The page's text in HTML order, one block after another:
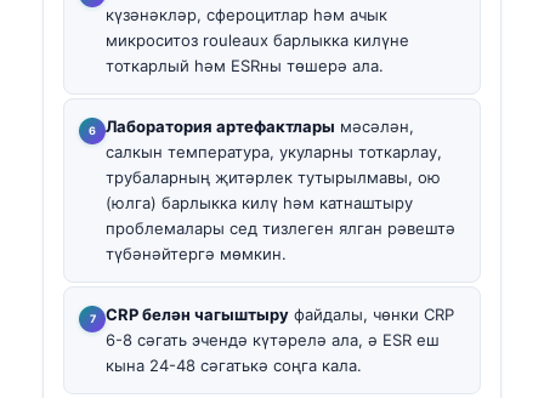
күзәнәкләр, сфероцитлар һәм ачык
микроситоз rouleaux барлыкка килүне
тоткарлый һәм ESRны төшерә ала.
Лаборатория артефактлары мәсәлән,
салкын температура, укуларны тоткарлау,
трубаларның җитәрлек тутырылмавы, ою
(юлга) барлыкка килү һәм катнаштыру
проблемалары сед тизлеген ялган рәвештә
түбәнәйтергә мөмкин.
CRP белән чагыштыру файдалы, чөнки CRP
6-8 сәгать эчендә күтәрелә ала, ә ESR еш
кына 24-48 сәгатькә соңга кала.